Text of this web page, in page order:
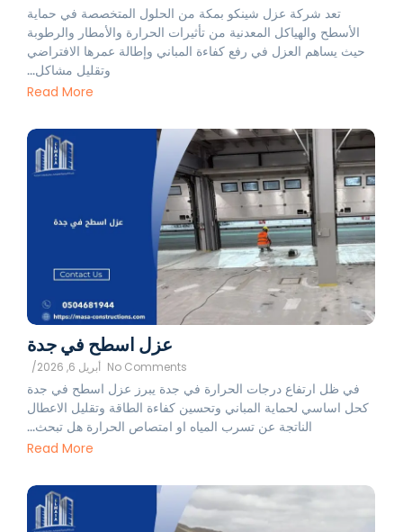
تعد شركة عزل شينكو بمكة من الحلول المتخصصة في حماية
الأسطح والهياكل المعدنية من تأثيرات الحرارة والأمطار والرطوبة
حيث يساهم العزل في رفع كفاءة المباني وإطالة عمرها الافتراضي
وتقليل مشاكل...
Read More
عزل اسطح في جدة
أبريل 6, 2026 / No Comments
في ظل ارتفاع درجات الحرارة في جدة يبرز عزل اسطح في جدة
كحل اساسي لحماية المباني وتحسين كفاءة الطاقة وتقليل الاعطال
الناتجة عن تسرب المياه او امتصاص الحرارة هل تبحث...
Read More